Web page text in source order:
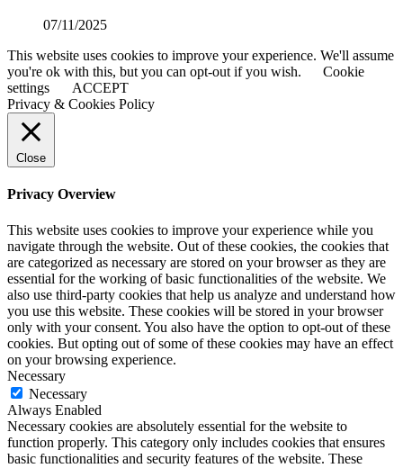
07/11/2025
This website uses cookies to improve your experience. We'll assume
you're ok with this, but you can opt-out if you wish.
Cookie
settings
ACCEPT
Privacy & Cookies Policy
Close
Privacy Overview
This website uses cookies to improve your experience while you
navigate through the website. Out of these cookies, the cookies that
are categorized as necessary are stored on your browser as they are
essential for the working of basic functionalities of the website. We
also use third-party cookies that help us analyze and understand how
you use this website. These cookies will be stored in your browser
only with your consent. You also have the option to opt-out of these
cookies. But opting out of some of these cookies may have an effect
on your browsing experience.
Necessary
Necessary
Always Enabled
Necessary cookies are absolutely essential for the website to
function properly. This category only includes cookies that ensures
basic functionalities and security features of the website. These